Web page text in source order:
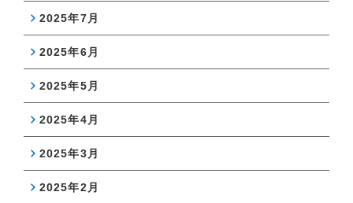
2025年7月
2025年6月
2025年5月
2025年4月
2025年3月
2025年2月